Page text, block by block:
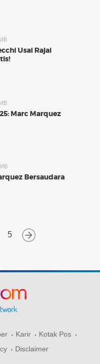
Usai Rajai
Marc Marquez
Bersaudara
5
Karir
Kotak Pos
Disclaimer